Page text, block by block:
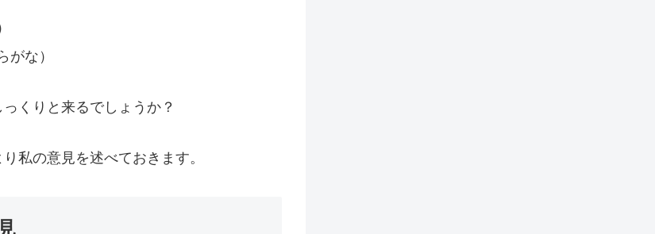
な）
くりと来るでしょうか？
私の意見を述べておきます。